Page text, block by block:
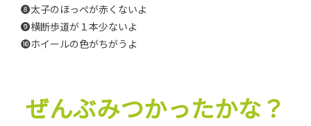
❽太子のほっぺが赤くないよ
❾横断歩道が１本少ないよ
❿ホイールの色がちがうよ
ぜんぶみつかったかな？